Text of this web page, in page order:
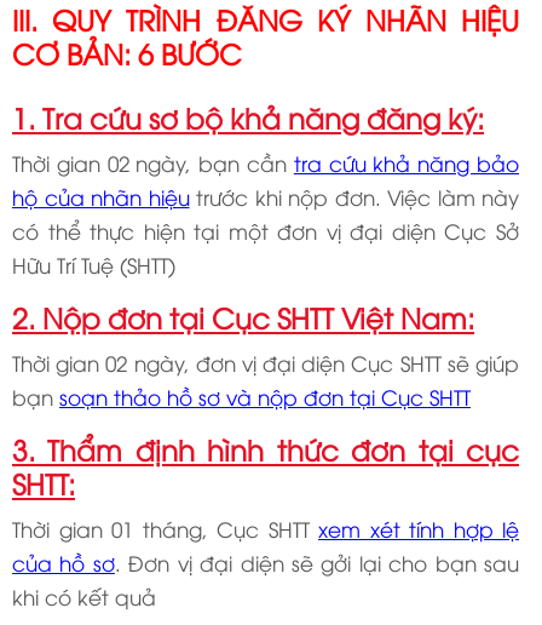
III. QUY TRÌNH ĐĂNG KÝ NHÃN HIỆU
CƠ BẢN: 6 BƯỚC
1. Tra cứu sơ bộ khả năng đăng ký:
Thời gian 02 ngày, bạn cần tra cứu khả năng bảo
hộ của nhãn hiệutrước khi nộp đơn. Việc làm này
có thể thực hiện tại một đơn vị đại diện Cục Sở
Hữu Trí Tuệ (SHTT)
2. Nộp đơn tại Cục SHTT Việt Nam:
Thời gian 02 ngày, đơn vị đại diện Cục SHTT sẽ giúp
bạn soạn thảo hồ sơ và nộp đơn tại Cục SHTT
3. Thẩm định hình thức đơn tại cục
SHTT:
Thời gian 01 tháng, Cục SHTTxem xét tính hợp lệ
của hồ sơ. Đơn vị đại diện sẽ gởi lại cho bạn sau
khi có kết quả